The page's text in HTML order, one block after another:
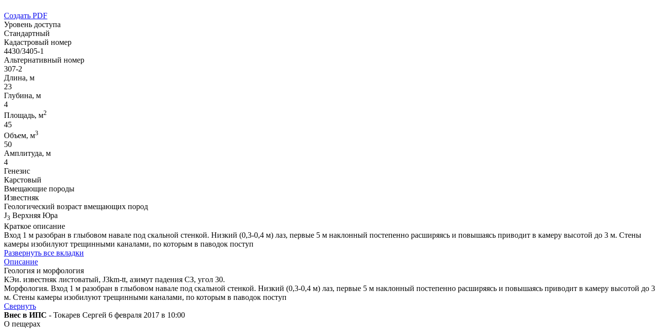
Создать PDF
Уровень доступа
Стандартный
Кадастровый номер
4430/3405-1
Альтернативный номер
307-2
Длина, м
23
Глубина, м
4
Площадь, м2
45
Объем, м3
50
Амплитуда, м
4
Генезис
Карстовый
Вмещающие породы
Известняк
Геологический возраст вмещающих пород
J3 Верхняя Юра
Краткое описание
Вход 1 м разобран в глыбовом навале под скальной стенкой. Низкий (0,3-0,4 м) лаз, первые 5 м наклонный постепенно расширяясь и повышаясь приводит в камеру высотой до 3 м. Стены
камеры изобилуют трещинными каналами, по которым в паводок поступ
Развернуть все вкладки
Описание
Геология и морфология
КЭи. известняк листоватый, J3km-tt, азимут падения СЗ, угол 30.
Морфология. Вход 1 м разобран в глыбовом навале под скальной стенкой. Низкий (0,3-0,4 м) лаз, первые 5 м наклонный постепенно расширяясь и повышаясь приводит в камеру высотой до 3
м. Стены камеры изобилуют трещинными каналами, по которым в паводок поступ
Свернуть
Внес в ИПС - Токарев Сергей 6 февраля 2017 в 10:00
О пещерах